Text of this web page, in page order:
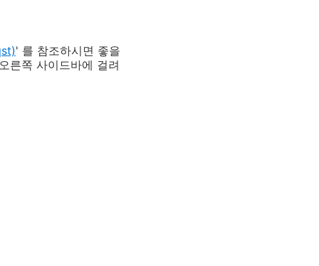
' 를 참조하시면 좋을
른쪽 사이드바에 걸려